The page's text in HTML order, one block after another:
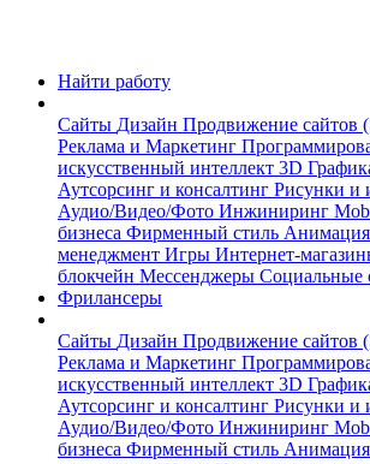
Найти работу
Сайты Дизайн Продвижение сайтов
Реклама и Маркетинг
искусственный интеллект 3D
Аутсорсинг и консалтинг Рисунки и
Аудио/Видео/Фото Инжиниринг
бизнеса Фирменный стиль Анимация
менеджмент Игры Интернет-
блокчейн Мессенджеры Социальные
Фрилансеры
Сайты Дизайн Продвижение сайтов
Реклама и Маркетинг
искусственный интеллект 3D
Аутсорсинг и консалтинг Рисунки и
Аудио/Видео/Фото Инжиниринг
бизнеса Фирменный стиль Анимация